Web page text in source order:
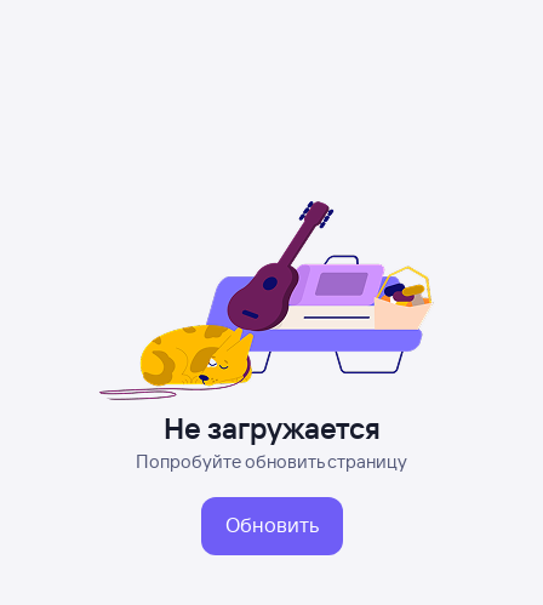
Не загружается
Попробуйте обновить страницу
Обновить